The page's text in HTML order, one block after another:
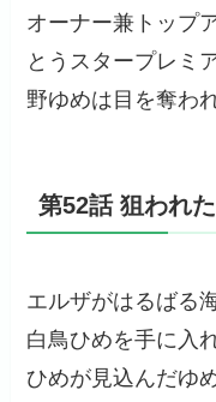
オーナー兼トップ
とうスタープレミ
野ゆめは目を奪わ
第52話 狙われ
エルザがはるばる
白鳥ひめを手に入
ひめが見込んだゆ